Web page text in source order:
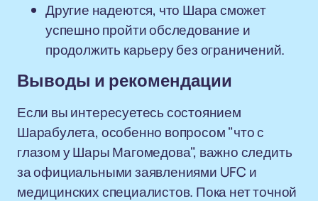
Другие надеются, что Шара сможет
успешно пройти обследование и
продолжить карьеру без ограничений.
Выводы и рекомендации
Если вы интересуетесь состоянием
Шарабулета, особенно вопросом "что с
глазом у Шары Магомедова", важно следить
за официальными заявлениями UFC и
медицинских специалистов. Пока нет точной